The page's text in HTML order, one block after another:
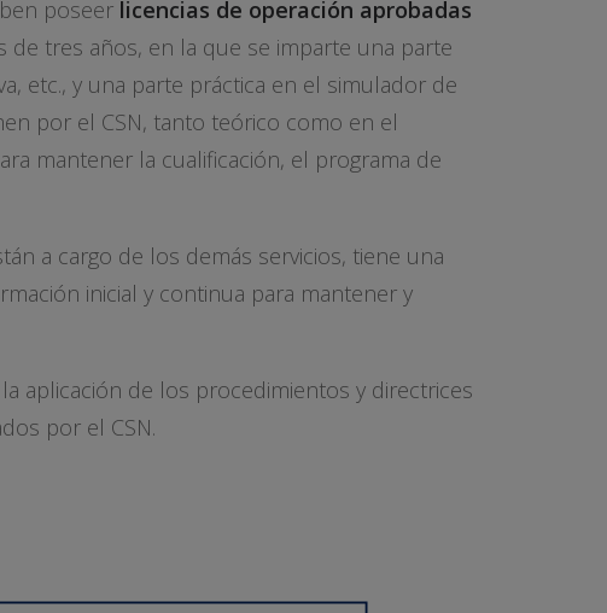
poseer licencias de operación aprobadas
de tres años, en la que se imparte una parte
etc., y una parte práctica en el simulador de
por el CSN, tanto teórico como en el
mantener la cualificación, el programa de
a cargo de los demás servicios, tiene una
inicial y continua para mantener y
aplicación de los procedimientos y directrices
por el CSN.